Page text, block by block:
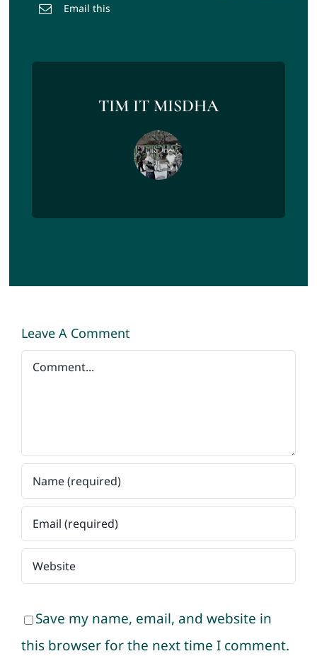
Email this
TIM IT MISDHA
Leave A Comment
Comment
Save my name, email, and website in
this browser for the next time I comment.